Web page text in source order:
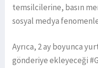
temsilcilerine, basın
sosyal medya
Ayrıca, 2 ay boyunca
gönderiye ekleyeceği